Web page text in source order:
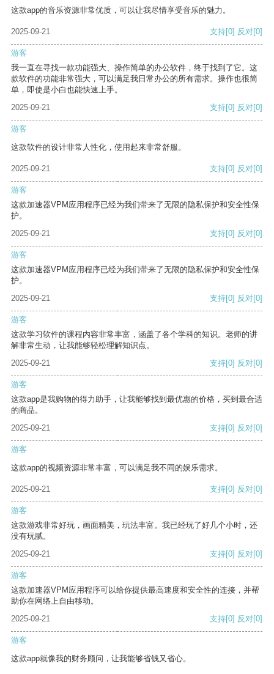
这款app的音乐资源非常优质，可以让我尽情享受音乐的魅力。
2025-09-21 支持[0] 反对[0]
游客
我一直在寻找一款功能强大、操作简单的办公软件，终于找到了它。这
款软件的功能非常强大，可以满足我日常办公的所有需求。操作也很简
单，即使是小白也能快速上手。
2025-09-21
支持[0] 反对[0]
游客
这款软件的设计非常人性化，使用起来非常舒服。
2025-09-21 支持[0] 反对[0]
游客
这款加速器VPM应用程序已经为我们带来了无限的隐私保护和安全性保
护。
2025-09-21
支持[0] 反对[0]
游客
这款加速器VPM应用程序已经为我们带来了无限的隐私保护和安全性保
护。
2025-09-21
支持[0] 反对[0]
游客
这款学习软件的课程内容非常丰富，涵盖了各个学科的知识。老师的讲
解非常生动，让我能够轻松理解知识点。
2025-09-21
支持[0] 反对[0]
游客
这款app是我购物的得力助手，让我能够找到最优惠的价格，买到最合适
的商品。
2025-09-21
支持[0] 反对[0]
游客
这款app的视频资源非常丰富，可以满足我不同的娱乐需求。
2025-09-21 支持[0] 反对[0]
游客
这款游戏非常好玩，画面精美，玩法丰富。我已经玩了好几个小时，还
没有玩腻。
2025-09-21
支持[0] 反对[0]
游客
这款加速器VPM应用程序可以给你提供最高速度和安全性的连接，并帮
助你在网络上自由移动。
2025-09-21
支持[0] 反对[0]
游客
这款app就像我的财务顾问，让我能够省钱又省心。